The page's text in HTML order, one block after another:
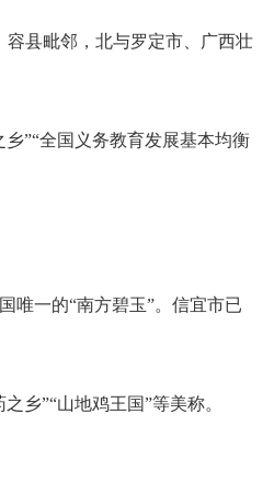
县毗邻，北与罗定市、广西壮
”“全国义务教育发展基本均衡
唯一的“南方碧玉”。信宜市已
乡”“山地鸡王国”等美称。